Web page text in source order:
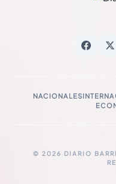
NACIONALES
© 2026 DIARIO